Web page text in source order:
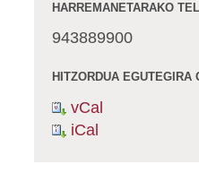
HARREMANETARAKO
943889900
HITZORDUA EGUTEGIRA
vCal
iCal